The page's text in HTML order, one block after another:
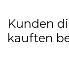
Kunden
kauften